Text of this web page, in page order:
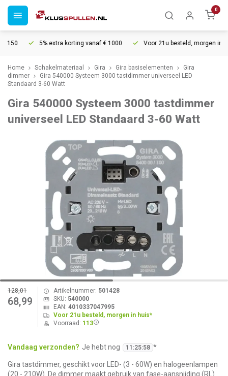
0
5% extra korting vanaf € 1000 Voor 21u besteld, morgen in huis*
Home Schakelmateriaal Gira Gira basiselementen
Gira
dimmer
Gira 540000 Systeem 3000 tastdimmer universeel LED
Standaard 3-60 Watt
Gira 540000 Systeem 3000 tastdimmer
universeel LED Standaard 3-60 Watt
128,01
68,99
Artikelnummer: 501428
SKU: 540000
EAN: 4010337047995
Voor 21u besteld, morgen in huis*
Voorraad: 113
Vandaag verzonden? Je hebt nog 11 :25:58 *
Gira tastdimmer, geschikt voor LED- (3 - 60W) en halogeenlampen
(20 - 210W). De dimmer maakt gebruik van fase-aansnijding (RL)